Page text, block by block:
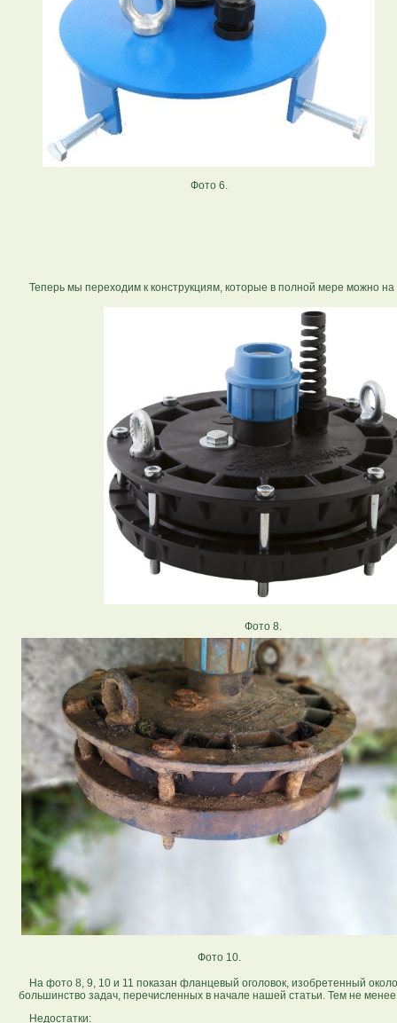
Фото 6.
Теперь мы переходим к конструкциям, которые в полной мере можно на
Фото 8.
Фото 10.
На фото 8, 9, 10 и 11 показан фланцевый оголовок, изобретенный
большинство задач, перечисленных в начале нашей статьи. Тем не
Недостатки: